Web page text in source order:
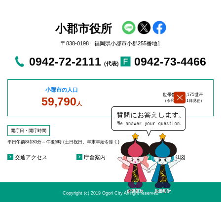
小郡市役所
〒838-0198 福岡県小郡市小郡255番地1
0942-72-2111 (代表) 0942-73-4466
小郡市の人口
59,790 人
世帯数：27,175世帯
（令和8年8月1日現在）
開庁日・開庁時間
平日午前8時30分～午後5時 (土日祝日、年末年始を除く)
交通アクセス 庁舎案内 庁舎見取り図
Copyright (c) 2019 Ogori City All right reserved